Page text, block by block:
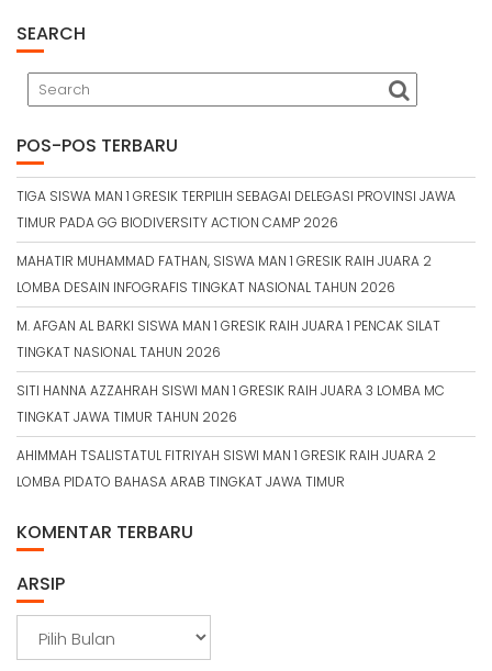
SEARCH
POS-POS TERBARU
TIGA SISWA MAN 1 GRESIK TERPILIH SEBAGAI DELEGASI PROVINSI JAWA
TIMUR PADA GG BIODIVERSITY ACTION CAMP 2026
MAHATIR MUHAMMAD FATHAN, SISWA MAN 1 GRESIK RAIH JUARA 2
LOMBA DESAIN INFOGRAFIS TINGKAT NASIONAL TAHUN 2026
M. AFGAN AL BARKI SISWA MAN 1 GRESIK RAIH JUARA 1 PENCAK SILAT
TINGKAT NASIONAL TAHUN 2026
SITI HANNA AZZAHRAH SISWI MAN 1 GRESIK RAIH JUARA 3 LOMBA MC
TINGKAT JAWA TIMUR TAHUN 2026
AHIMMAH TSALISTATUL FITRIYAH SISWI MAN 1 GRESIK RAIH JUARA 2
LOMBA PIDATO BAHASA ARAB TINGKAT JAWA TIMUR
KOMENTAR TERBARU
ARSIP